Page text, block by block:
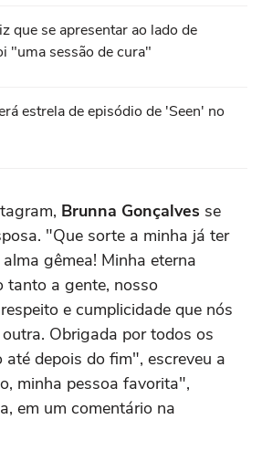
que se apresentar ao lado de
"uma sessão de cura"
estrela de episódio de 'Seen' no
Brunna Gonçalves se
"Que sorte a minha já ter
gêmea! Minha eterna
tanto a gente, nosso
e cumplicidade que nós
Obrigada por todos os
até depois do fim", escreveu a
minha pessoa favorita",
em um comentário na